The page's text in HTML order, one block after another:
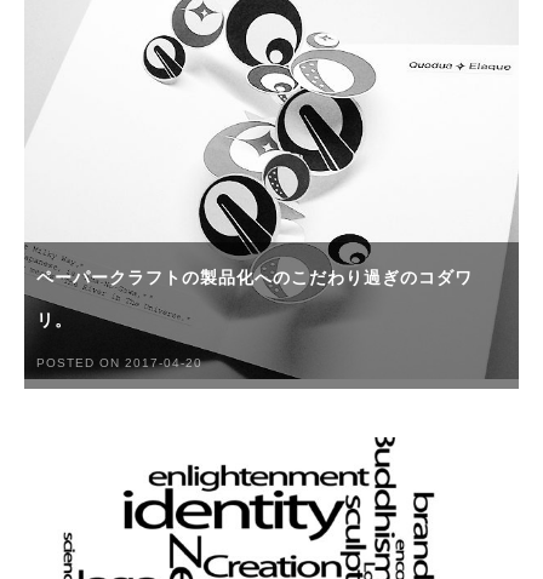
ペーパークラフトの製品化へのこだわり過ぎのコダワ
リ。
POSTED ON 2017-04-20